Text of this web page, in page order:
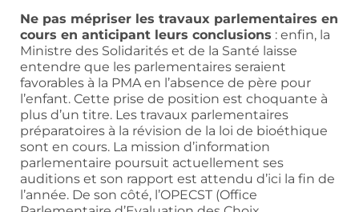
Ne pas mépriser les travaux parlementaires en
cours en anticipant leurs conclusions : enfin, la
Ministre des Solidarités et de la Santé laisse
entendre que les parlementaires seraient
favorables à la PMA en l’absence de père pour
l’enfant. Cette prise de position est choquante à
plus d’un titre. Les travaux parlementaires
préparatoires à la révision de la loi de bioéthique
sont en cours. La mission d’information
parlementaire poursuit actuellement ses
auditions et son rapport est attendu d’ici la fin de
l’année. De son côté, l’OPECST (Office